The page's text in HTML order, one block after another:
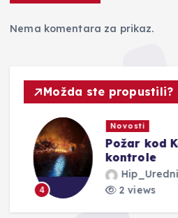
Nema komentara za prikaz.
Možda ste propustili?
4
Novosti
Požar kod
kontrole
Hip_Urednik
2 views